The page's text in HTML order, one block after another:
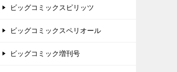
ビッグコミックスピリッツ
ビッグコミックスペリオール
ビッグコミック増刊号